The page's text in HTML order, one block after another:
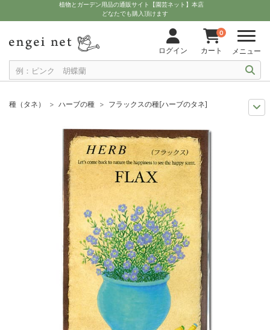
植物とガーデン用品の通販サイト【園芸ネット】本店
どなたでも購入頂けます
ログイン
0
カート メニュー
種（タネ） ハーブの種
フラックスの種[ハーブのタネ]
野菜・ハーブの種 9月 フラックスの種[ハーブのタネ]